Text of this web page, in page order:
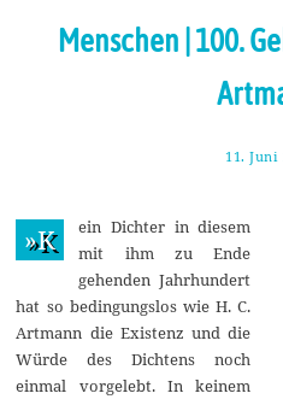
Menschen | 100.
11. Juni
»K
ein Dichter in diesem
mit ihm zu Ende
gehenden Jahrhundert
hat so bedingungslos wie H. C.
Artmann die Existenz und die
Würde des Dichtens noch
einmal vorgelebt. In keinem